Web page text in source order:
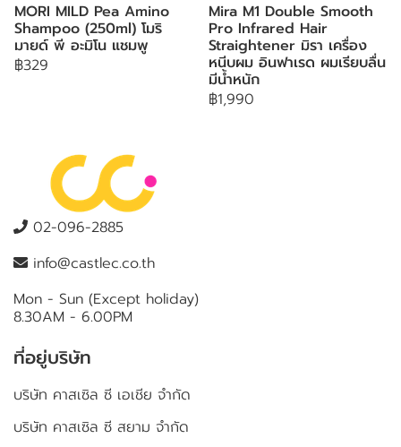
MORI MILD Pea Amino
Shampoo (250ml) โมริ
มายด์ พี อะมิโน แชมพู
฿329
Mira M1 Double Smooth
Pro Infrared Hair
Straightener มิรา เครื่อง
หนีบผม อินฟาเรด ผมเรียบลื่น
มีน้ำหนัก
฿1,990
02-096-2885
info@castlec.co.th
Mon - Sun (Except holiday)
8.30AM - 6.00PM
ที่อยู่บริษัท
บริษัท คาสเซิล ซี เอเชีย จำกัด
บริษัท คาสเซิล ซี สยาม จำกัด